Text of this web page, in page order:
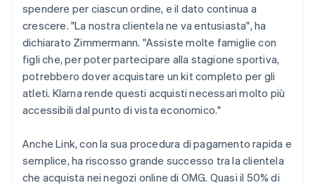
spendere per ciascun ordine, e il dato continua a
crescere. "La nostra clientela ne va entusiasta", ha
dichiarato Zimmermann. "Assiste molte famiglie con
figli che, per poter partecipare alla stagione sportiva,
potrebbero dover acquistare un kit completo per gli
atleti. Klarna rende questi acquisti necessari molto più
accessibili dal punto di vista economico."
Anche Link, con la sua procedura di pagamento rapida e
semplice, ha riscosso grande successo tra la clientela
che acquista nei negozi online di OMG. Quasi il 50% di